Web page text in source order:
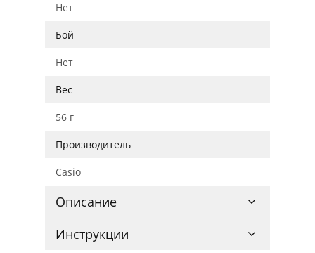
Нет
Бой
Нет
Вес
56 г
Производитель
Casio
Описание
Инструкции